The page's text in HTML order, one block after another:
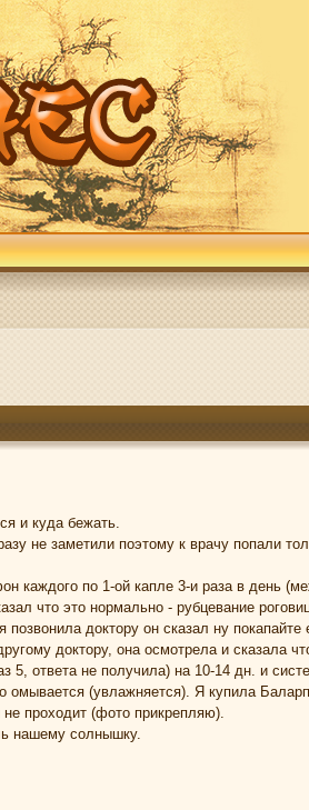
и куда бежать.
не заметили поэтому к врачу попали
каждого по 1-ой капле 3-и раза в день
что это нормально - рубцевание
доктору он сказал ну
доктору, она осмотрела и сказала
5, ответа не получила) на 10-14 дн. и
омывается (увлажняется). Я купила
проходит (фото прикрепляю).
нашему солнышку.